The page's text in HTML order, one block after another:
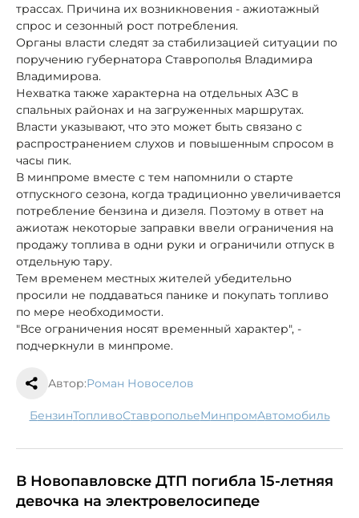
трассах. Причина их возникновения - ажиотажный
спрос и сезонный рост потребления.
Органы власти следят за стабилизацией ситуации по
поручению губернатора Ставрополья Владимира
Владимирова.
Нехватка также характерна на отдельных АЗС в
спальных районах и на загруженных маршрутах.
Власти указывают, что это может быть связано с
распространением слухов и повышенным спросом в
часы пик.
В минпроме вместе с тем напомнили о старте
отпускного сезона, когда традиционно увеличивается
потребление бензина и дизеля. Поэтому в ответ на
ажиотаж некоторые заправки ввели ограничения на
продажу топлива в одни руки и ограничили отпуск в
отдельную тару.
Тем временем местных жителей убедительно
просили не поддаваться панике и покупать топливо
по мере необходимости.
"Все ограничения носят временный характер", -
подчеркнули в минпроме.
Автор:Роман Новоселов
бензин топливо Ставрополье минпром автомобиль
В Новопавловске ДТП погибла 15-летняя
девочка на электровелосипеде